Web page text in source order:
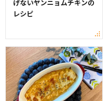
げないヤンニョムチキンの
レシピ